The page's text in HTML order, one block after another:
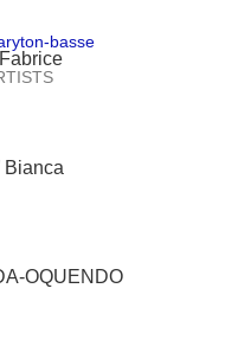
basse
OQUENDO